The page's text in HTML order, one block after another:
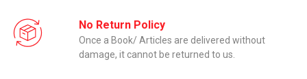
No Return Policy
Once a Book/ Articles are delivered without
damage, it cannot be returned to us.